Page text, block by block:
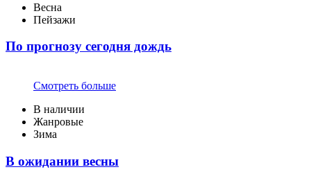
Весна
Пейзажи
По прогнозу сегодня дождь
Смотреть больше
В наличии
Жанровые
Зима
В ожидании весны